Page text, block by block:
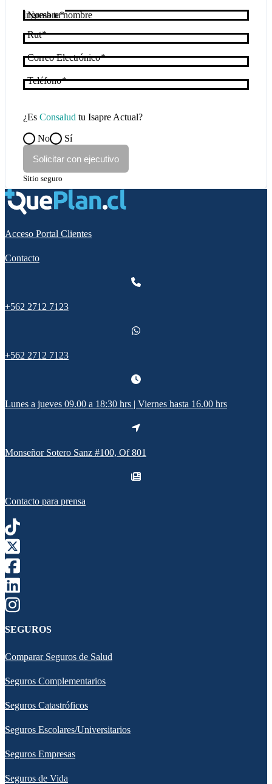
Nombre
Rut
Correo Electrónico
Teléfono
¿Es Consalud tu Isapre Actual?
No
Sí
Solicitar con ejecutivo
Sitio seguro
Acceso Portal Clientes
Contacto
+562 2712 7123
+562 2712 7123
Lunes a jueves 09.00 a 18:30 hrs | Viernes hasta 16.00 hrs
Monseñor Sotero Sanz #100, Of 801
Contacto para prensa
SEGUROS
Comparar Seguros de Salud
Seguros Complementarios
Seguros Catastróficos
Seguros Escolares/Universitarios
Seguros Empresas
Seguros de Vida